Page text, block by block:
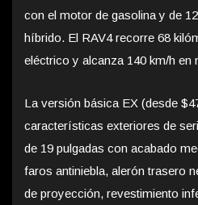
con el motor de gasolina y de
híbrido. El RAV4 recorre 68
eléctrico y alcanza 140 km/h en
La versión básica EX (desde
características exteriores de
de 19 pulgadas con acabado
faros antiniebla, alerón trasero
de proyección, revestimiento